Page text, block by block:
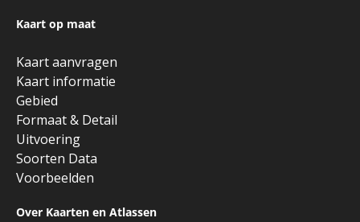
Kaart op maat
Kaart aanvragen
Kaart informatie
Gebied
Formaat & Detail
Uitvoering
Soorten Data
Voorbeelden
Over Kaarten en Atlassen